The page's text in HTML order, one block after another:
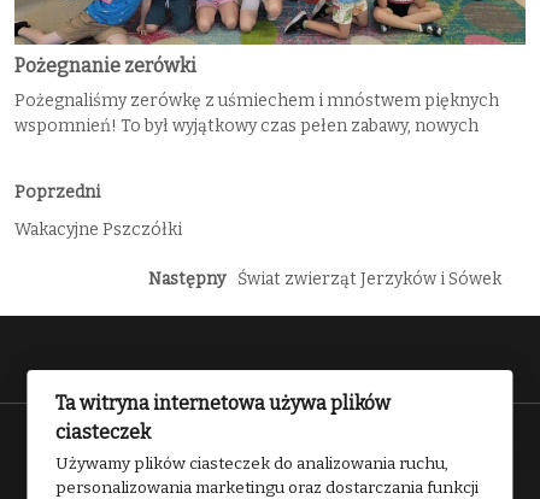
Pożegnanie zerówki
Pożegnaliśmy zerówkę z uśmiechem i mnóstwem pięknych
wspomnień! To był wyjątkowy czas pełen zabawy, nowych
Poprzedni
Wakacyjne Pszczółki
Następny Świat zwierząt Jerzyków i Sówek
Przedszkole nr 2 w Kwidzynie 2025
Ta witryna internetowa używa plików
ciasteczek
Używamy plików ciasteczek do analizowania ruchu,
personalizowania marketingu oraz dostarczania funkcji